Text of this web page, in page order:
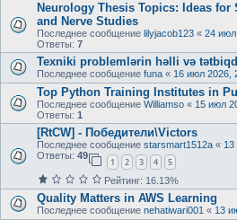
Neurology Thesis Topics: Ideas for
and Nerve Studies
Последнее сообщение lilyjacob123 « 24 июл
Ответы: 7
Texniki problemlərin həlli və
Последнее сообщение funa « 16 июл 2026,
Top Python Training Institutes in
Последнее сообщение Williamso « 15 июл
Ответы: 1
[RtCW] - Победители\Victors
Последнее сообщение starsmart1512a « 13
Ответы: 49
1 2 3 4 5
Рейтинг: 16.13%
Quality Matters in AWS Learning
Последнее сообщение nehatiwari001 « 13